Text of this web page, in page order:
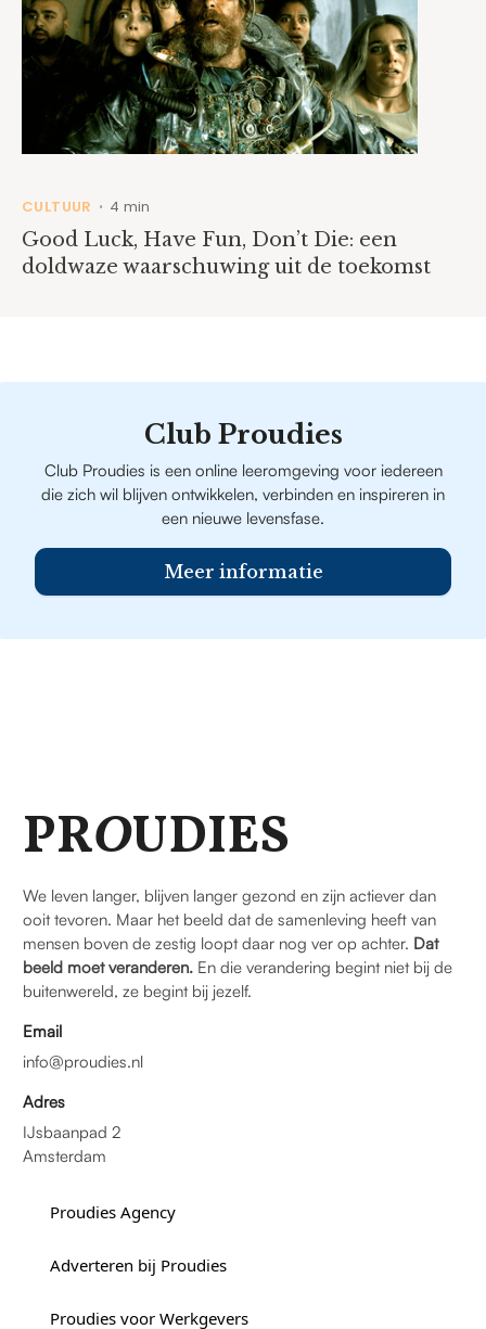
CULTUUR • 4 min
Good Luck, Have Fun, Don’t Die: een
doldwaze waarschuwing uit de toekomst
Club Proudies
Club Proudies is een online leeromgeving voor iedereen
die zich wil blijven ontwikkelen, verbinden en inspireren in
een nieuwe levensfase.
Meer informatie
PROUDIES
We leven langer, blijven langer gezond en zijn actiever dan
ooit tevoren. Maar het beeld dat de samenleving heeft van
mensen boven de zestig loopt daar nog ver op achter. Dat
beeld moet veranderen. En die verandering begint niet bij de
buitenwereld, ze begint bij jezelf.
Email
info@proudies.nl
Adres
IJsbaanpad 2
Amsterdam
Proudies Agency
Adverteren bij Proudies
Proudies voor Werkgevers